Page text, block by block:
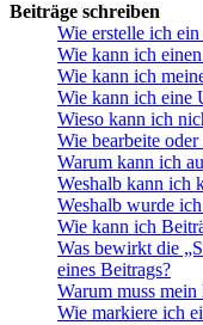
Beiträge schreiben
Wie erstelle ich
Wie kann ich
Wie kann ich
Wie kann ich eine
Wieso kann ich
Wie bearbeite
Warum kann ich
Weshalb kann ich
Weshalb wurde
Wie kann ich
Was bewirkt die
eines Beitrags?
Warum muss
Wie markiere ich